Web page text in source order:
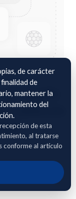
en
en
estadístico de
de carácter
de
mantener la
del
de esta
al tratarse
conforme al artículo